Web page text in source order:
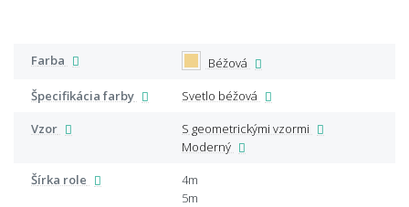
Farba
Béžová
Špecifikácia farby
Svetlo béžová
Vzor
S geometrickými vzormi
Moderný
Šírka role
4m
5m